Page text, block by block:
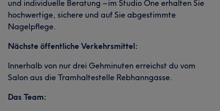
und individuelle Beratung – im Studio One erhalten Sie
hochwertige, sichere und auf Sie abgestimmte
Nagelpflege.
Nächste öffentliche Verkehrsmittel:
Innerhalb von nur drei Gehminuten erreichst du vom
Salon aus die Tramhaltestelle Rebhanngasse.
Das Team: